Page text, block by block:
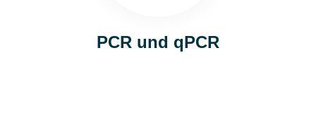
PCR und qPCR